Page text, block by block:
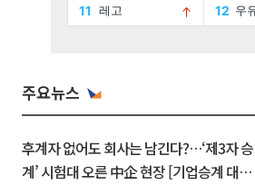
주요뉴스
후계자 없어도 회사는 남긴다?…‘제3자 승
계’ 시험대 오른 中企 현장 [기업승계 대전